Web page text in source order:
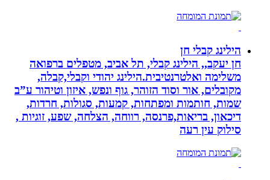
הילינג קבלי חן
חן יעקב,, הילינג קבלי, תל אביב, מטפלים ברפואה
משלימה ואלטרנטיבית.הילינג יהודי וקבלי,קבלה,
מקובלים, אור וסוד הזוהר, גוף ונפש, איזון וטיהור ע”ב
שמות, חותמות ומפתחות, קמעות, סגולות, חרדות,
דיכאון, בריאות,פרנסה, רווחה, הצלחה, שפע, זוגיות ,
סילוק עין רעה